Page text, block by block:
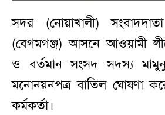
সদর (নোয়াখালী)
(বেগমগঞ্জ) আসনে আওয়ামী
ও বর্তমান সংসদ সদস্য
মনোনয়নপত্র বাতিল ঘোষণা
কর্মকর্তা।